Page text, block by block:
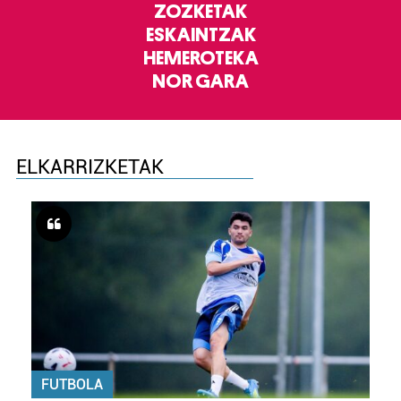
ZOZKETAK
ESKAINTZAK
HEMEROTEKA
NOR GARA
ELKARRIZKETAK
FUTBOLA